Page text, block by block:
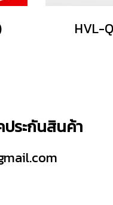
HVL-
ประกันสินค้า